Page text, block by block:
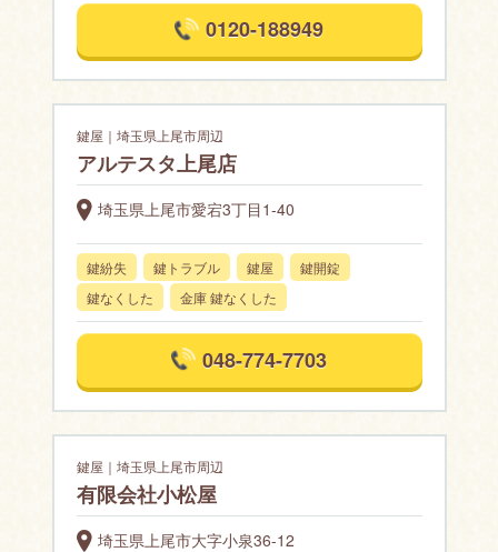
0120-188949
鍵屋｜埼玉県上尾市周辺
アルテスタ上尾店
埼玉県上尾市愛宕3丁目1-40
鍵紛失 鍵トラブル 鍵屋
鍵開錠
鍵なくした
金庫 鍵なくした
048-774-7703
鍵屋｜埼玉県上尾市周辺
有限会社小松屋
埼玉県上尾市大字小泉36-12